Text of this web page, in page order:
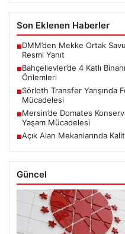
Son Eklenen Haberler
■DMM’den Mekke Ortak
Resmi Yanıt
■Bahçelievler’de 4 Katlı
Önlemleri
■Sörloth Transfer Yarışında
Mücadelesi
■Mersin’de Domates
Yaşam Mücadelesi
■Açık Alan Mekanlarında
Güncel